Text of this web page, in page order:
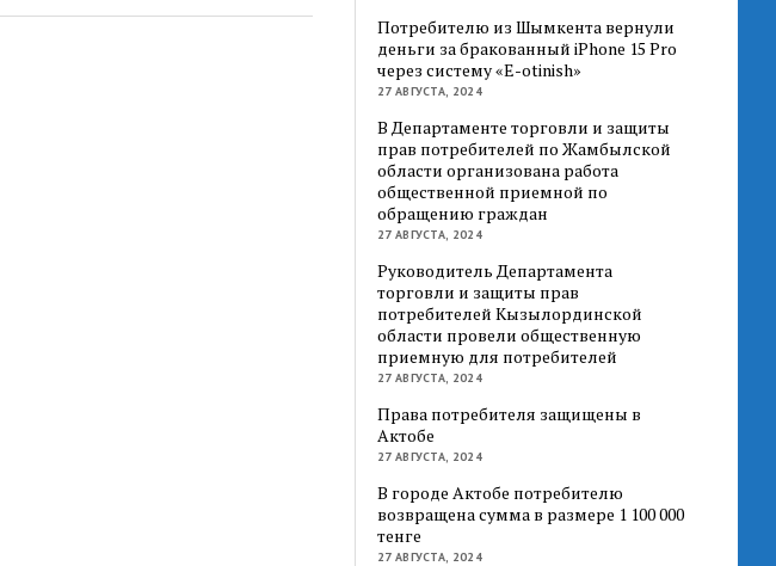
Потребителю из Шымкента вернули
деньги за бракованный iPhone 15 Pro
через систему «E-otinish»
27 АВГУСТА, 2024
В Департаменте торговли и защиты
прав потребителей по Жамбылской
области организована работа
общественной приемной по
обращению граждан
27 АВГУСТА, 2024
Руководитель Департамента
торговли и защиты прав
потребителей Кызылординской
области провели общественную
приемную для потребителей
27 АВГУСТА, 2024
Права потребителя защищены в
Актобе
27 АВГУСТА, 2024
В городе Актобе потребителю
возвращена сумма в размере 1 100 000
тенге
27 АВГУСТА, 2024